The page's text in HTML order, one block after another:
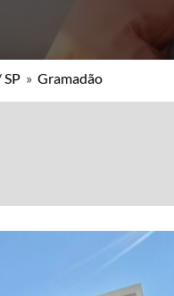
SP » Gramadão